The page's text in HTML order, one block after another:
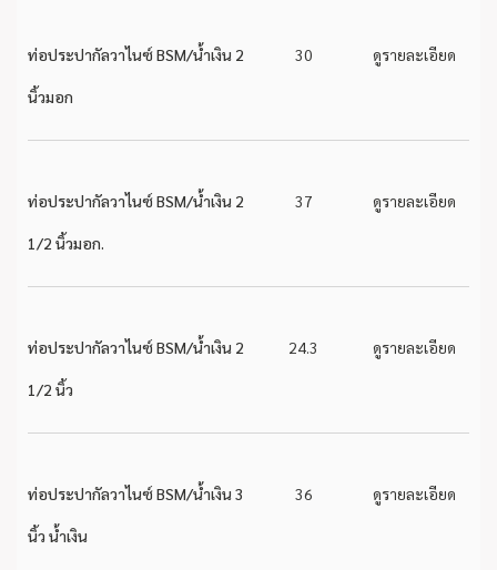
ท่อประปากัลวาไนซ์ BSM/น้ำเงิน 2
นิ้วมอก
30 ดูรายละเอียด
ท่อประปากัลวาไนซ์ BSM/น้ำเงิน 2
1/2 นิ้วมอก.
37 ดูรายละเอียด
ท่อประปากัลวาไนซ์ BSM/น้ำเงิน 2
1/2 นิ้ว
24.3 ดูรายละเอียด
ท่อประปากัลวาไนซ์ BSM/น้ำเงิน 3
นิ้ว น้ำเงิน
36 ดูรายละเอียด